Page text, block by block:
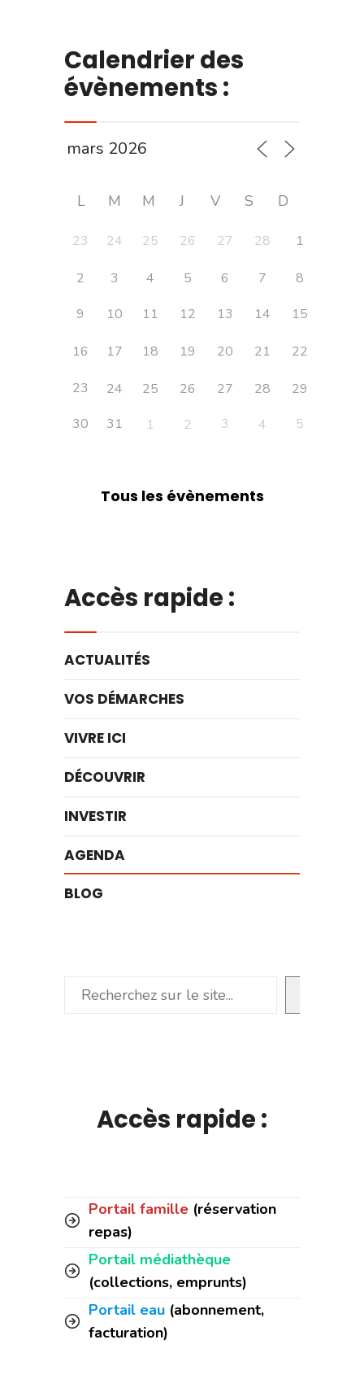
Calendrier des
évènements :
L M M J V S D
23 24 25 26 27 28 1
2 3 4 5 6 7
8
9
10 11 12 13 14 15
16 17 18 19 20 21 22
23 24 25 26 27 28
29
30
31 1 2 3 4 5
Tous les évènements
Accès rapide :
ACTUALITÉS
VOS DÉMARCHES
VIVRE ICI
DÉCOUVRIR
INVESTIR
AGENDA
BLOG
Rechercher
Accès rapide :
Portail famille (réservation
repas)
Portail médiathèque
(collections, emprunts)
Portail eau (abonnement,
facturation)